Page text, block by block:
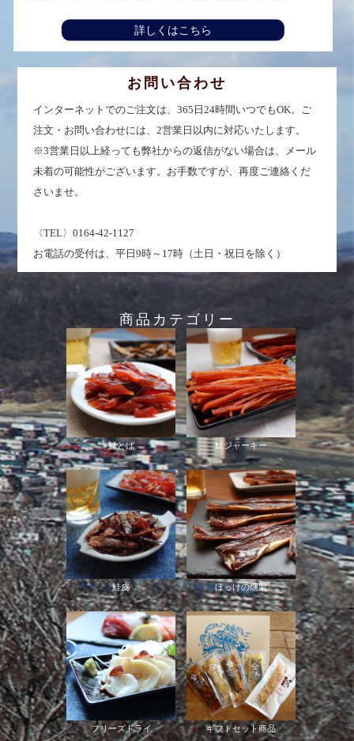
詳しくはこちら
お問い合わせ
インターネットでのご注文は、365日24時間いつでもOK。ご
注文・お問い合わせには、2営業日以内に対応いたします。
※3営業日以上経っても弊社からの返信がない場合は、メール
未着の可能性がございます。お手数ですが、再度ご連絡くだ
さいませ。
〈TEL〉0164-42-1127
お電話の受付は、平日9時～17時（土日・祝日を除く）
商品カテゴリー
鮭とば 鮭ジャーキー
鮭皮 ほっけの燻製
フリーズドライ ギフトセット商品